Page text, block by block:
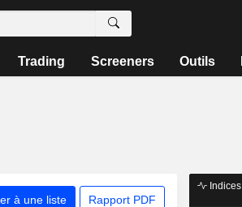
Trading Screeners Outils
à une liste Rapport PDF
Indices